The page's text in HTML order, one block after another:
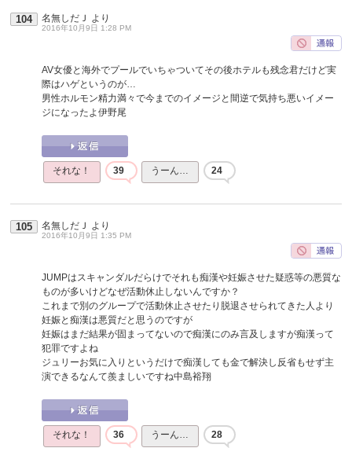
104 名無しだＪ より
2016年10月9日 1:28 PM
AV女優と海外でプールでいちゃついてその後ホテルも残念君だけど実
際はハゲというのが…
男性ホルモン精力満々で今までのイメージと間逆で気持ち悪いイメー
ジになったよ伊野尾
それな！ 39 うーん… 24
105 名無しだＪ より
2016年10月9日 1:35 PM
JUMPはスキャンダルだらけでそれも痴漢や妊娠させた疑惑等の悪質な
ものが多いけどなぜ活動休止しないんですか？
これまで別のグループで活動休止させたり脱退させられてきた人より
妊娠と痴漢は悪質だと思うのですが
妊娠はまだ結果が固まってないので痴漢にのみ言及しますが痴漢って
犯罪ですよね
ジュリーお気に入りというだけで痴漢しても金で解決し反省もせず主
演できるなんて羨ましいですね中島裕翔
それな！ 36 うーん… 28